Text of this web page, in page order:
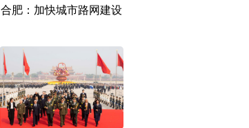
合肥：加快城市路网建设